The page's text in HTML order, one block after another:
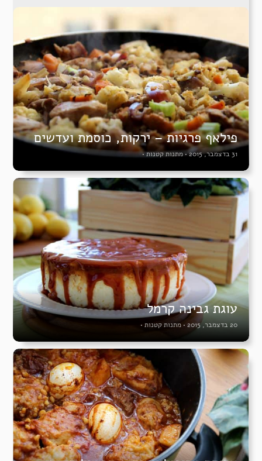
פילאף פרגיות – ירקות, כוסמת ועדשים
31 בדצמבר, 2015 •מתנות קטנות•
עוגת גבינה קרמל
20 בדצמבר, 2015 • מתנות קטנות •